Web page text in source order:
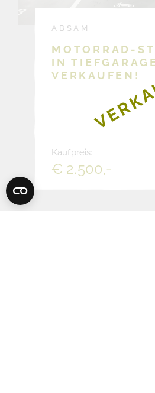
ABSAM
MOTORRAD-
IN
VERKAUFEN!
Kaufpreis:
€ 2.500,-